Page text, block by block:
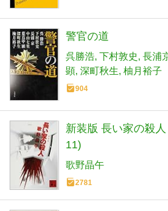
警官の道
呉勝浩 下村敦史 長浦
顕 深町秋生 柚月裕子
904
新装版 長い家の殺
11)
歌野晶午
2781